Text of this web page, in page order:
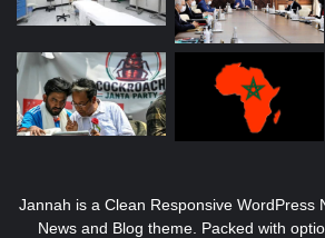
Jannah is a Clean Responsive WordPress
News and Blog theme. Packed with